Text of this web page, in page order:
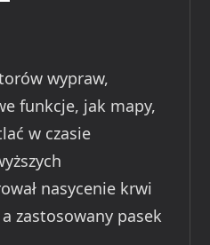
wypraw,
funkcje, jak mapy,
w czasie
nasycenie krwi
zastosowany pasek